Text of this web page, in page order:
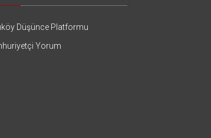
Düşünce Platformu
Yorum